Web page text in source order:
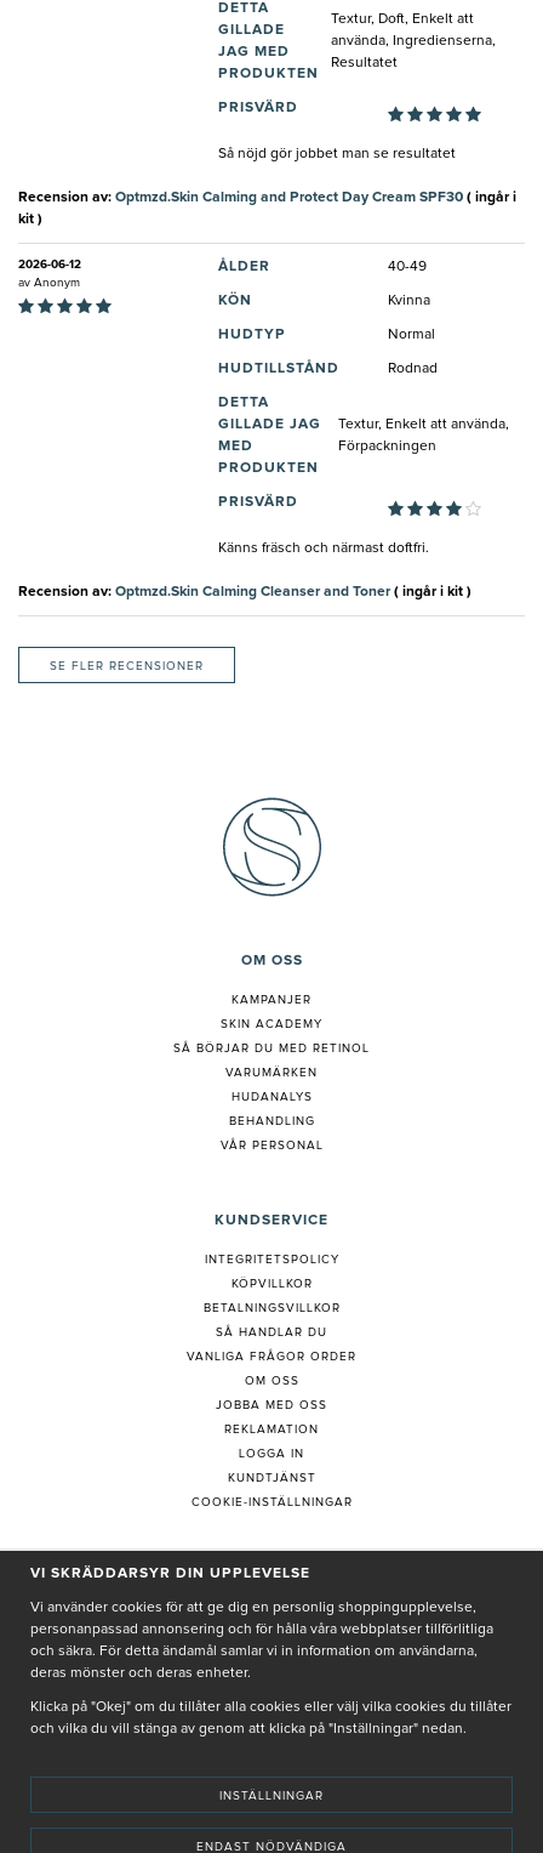
DETTA
GILLADE
JAG MED
PRODUKTEN
Textur, Doft, Enkelt att
använda, Ingredienserna,
Resultatet
PRISVÄRD
Så nöjd gör jobbet man se resultatet
Recension av: Optmzd.Skin Calming and Protect Day Cream SPF30 ( ingår i
kit )
2026-06-12
av Anonym
ÅLDER 40-49
KÖN Kvinna
HUDTYP Normal
HUDTILLSTÅND Rodnad
DETTA
GILLADE JAG
MED
PRODUKTEN
Textur, Enkelt att använda,
Förpackningen
PRISVÄRD
Känns fräsch och närmast doftfri.
Recension av: Optmzd.Skin Calming Cleanser and Toner( ingår i kit )
SE FLER RECENSIONER
OM OSS
KAMPANJER
SKIN ACADEMY
SÅ BÖRJAR DU MED RETINOL
VARUMÄRKEN
HUDANALYS
BEHANDLING
VÅR PERSONAL
KUNDSERVICE
INTEGRITETSPOLICY
KÖPVILLKOR
BETALNINGSVILLKOR
SÅ HANDLAR DU
VANLIGA FRÅGOR ORDER
OM OSS
JOBBA MED OSS
REKLAMATION
LOGGA IN
KUNDTJÄNST
COOKIE-INSTÄLLNINGAR
PRENUMERERA PÅ NYHETSBREV
Genom att ge min e-post, accepterar jag Seth och Sallyintegritetspolicy
De uppgifter du matar in kommer endast användas till våra nyhetsbrev.
VI SKRÄDDARSYR DIN UPPLEVELSE
Vi använder cookies för att ge dig en personlig shoppingupplevelse,
personanpassad annonsering och för hålla våra webbplatser tillförlitliga
och säkra. För detta ändamål samlar vi in information om användarna,
deras mönster och deras enheter.
Klicka på "Okej" om du tillåter alla cookies eller välj vilka cookies du tillåter
och vilka du vill stänga av genom att klicka på "Inställningar" nedan.
INSTÄLLNINGAR
ENDAST NÖDVÄNDIGA